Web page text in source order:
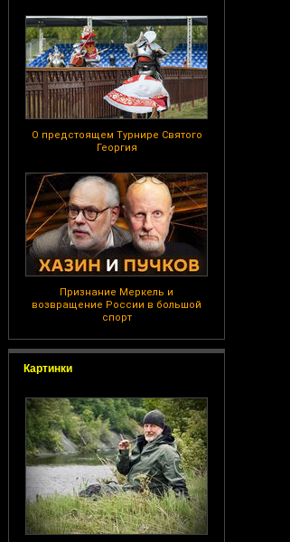
О предстоящем Турнире Святого
Георгия
Признание Меркель и
возвращение России в большой
спорт
Картинки